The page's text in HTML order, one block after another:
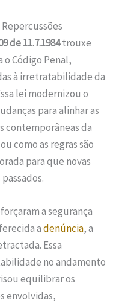
Repercussões
de 11.7.1984trouxe
Código Penal,
à irretratabilidade da
lei modernizou o
para alinhar as
contemporâneas da
como as regras são
para que novas
a segurança
adenúncia, a
Essa
no andamento
equilibrar os
envolvidas,